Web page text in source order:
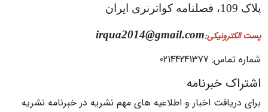
پلاک 109، فصلنامه کواترنری ایران
پست الکترونیکی:
irqua2014@gmail.com
شماره تماس: 02144241377
اشتراک خبرنامه
برای دریافت اخبار و اطلاعیه های مهم نشریه در خبرنامه نشریه